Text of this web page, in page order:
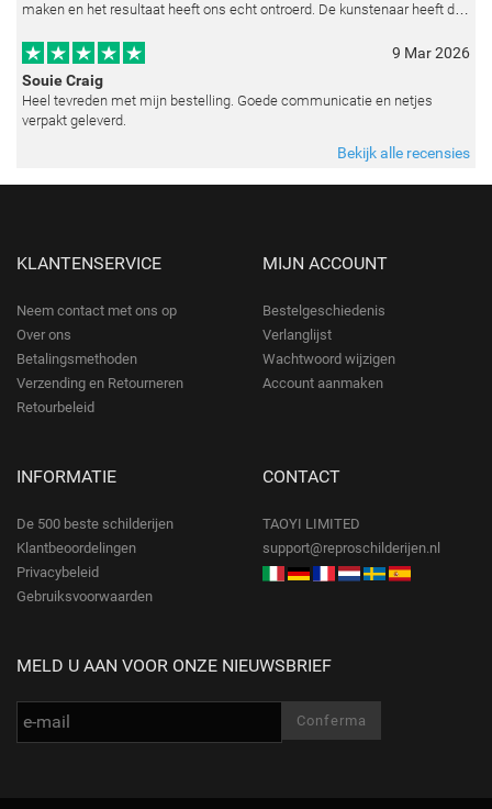
maken en het resultaat heeft ons echt ontroerd. De kunstenaar heeft de
9 Mar 2026
Souie Craig
Heel tevreden met mijn bestelling. Goede communicatie en netjes
verpakt geleverd.
Bekijk alle recensies
KLANTENSERVICE
Neem contact met ons op
Over ons
Betalingsmethoden
Verzending en Retourneren
Retourbeleid
MIJN ACCOUNT
Bestelgeschiedenis
Verlanglijst
Wachtwoord wijzigen
Account aanmaken
INFORMATIE
De 500 beste schilderijen
Klantbeoordelingen
Privacybeleid
Gebruiksvoorwaarden
CONTACT
TAOYI LIMITED
support@reproschilderijen.nl
MELD U AAN VOOR ONZE NIEUWSBRIEF